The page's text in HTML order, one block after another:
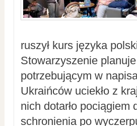
ruszył kurs języka
Stowarzyszenie
potrzebującym w
Ukraińców uciekło z
nich dotarło pociągiem
schronienia po